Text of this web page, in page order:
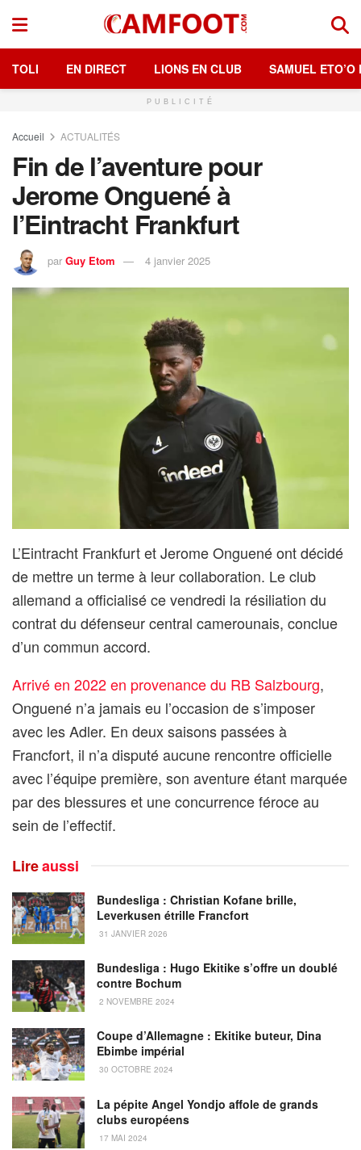
TOLI EN DIRECT LIONS EN CLUB SAMUEL ETO’O
PUBLICITÉ
Accueil ACTUALITÉS
Fin de l’aventure pour
Jerome Onguené à
l’Eintracht Frankfurt
par Guy Etom 4 janvier 2025
L’Eintracht Frankfurt et Jerome Onguené ont décidé
de mettre un terme à leur collaboration. Le club
allemand a officialisé ce vendredi la résiliation du
contrat du défenseur central camerounais, conclue
d’un commun accord.
Arrivé en 2022 en provenance du RB Salzbourg,
Onguené n’a jamais eu l’occasion de s’imposer
avec les Adler. En deux saisons passées à
Francfort, il n’a disputé aucune rencontre officielle
avec l’équipe première, son aventure étant marquée
par des blessures et une concurrence féroce au
sein de l’effectif.
Lireaussi
Bundesliga : Christian Kofane brille,
Leverkusen étrille Francfort
31 JANVIER 2026
Bundesliga : Hugo Ekitike s’offre un doublé
contre Bochum
2 NOVEMBRE 2024
Coupe d’Allemagne : Ekitike buteur, Dina
Ebimbe impérial
30 OCTOBRE 2024
La pépite Angel Yondjo affole de grands
clubs européens
17 MAI 2024